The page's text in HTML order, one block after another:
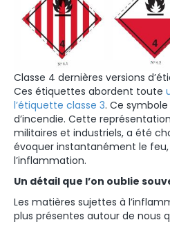
Classe 4 dernières versions
Ces étiquettes abordent toute
l’étiquette classe 3. Ce
d’incendie. Cette
militaires et industriels, a été
évoquer instantanément le
l’inflammation.
Un détail que l’on oublie
Les matières sujettes à
plus présentes autour de nous